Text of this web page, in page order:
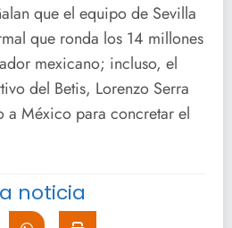
que el equipo de Sevilla
que ronda los 14 millones
mexicano; incluso, el
del Betis, Lorenzo Serra
a México para concretar el
noticia